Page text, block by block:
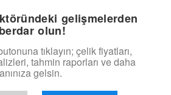
gelişmelerden
olun!
tıklayın; çelik fiyatları,
tahmin raporları ve daha
gelsin.